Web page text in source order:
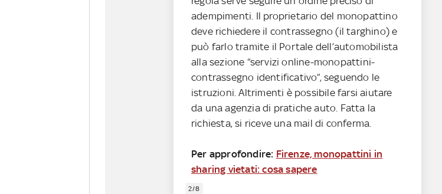
adempimenti. Il proprietario del monopattino
deve richiedere il contrassegno (il targhino) e
può farlo tramite il Portale dell’automobilista
alla sezione “servizi online-monopattini-
contrassegno identificativo”, seguendo le
istruzioni. Altrimenti è possibile farsi aiutare
da una agenzia di pratiche auto. Fatta la
richiesta, si riceve una mail di conferma.
Per approfondire: Firenze, monopattini in
sharing vietati: cosa sapere
2/8